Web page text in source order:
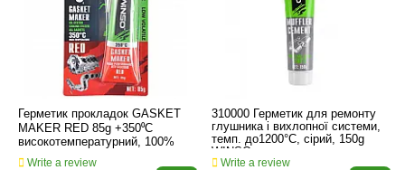
Герметик прокладок GASKET
MAKER RED 85g +350⁰С
високотемпературний, 100%
Write a review
310000 Герметик для ремонту
глушника і вихлопної системи,
темп. до1200°С, сірий, 150g
WINSO
Write a review